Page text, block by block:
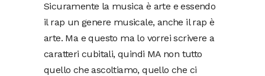
Sicuramente la musica è arte e essendo
il rap un genere musicale, anche il rap è
arte. Ma e questo ma lo vorrei scrivere a
caratteri cubitali, quindi MA non tutto
quello che ascoltiamo, quello che ci